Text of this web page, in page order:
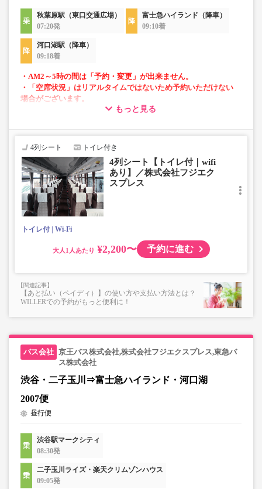
秋葉原駅（東口交通広場）
07:20発
富士急ハイランド（降車）
09:10着
河口湖駅（降車）
09:18着
・AM2～5時の間は「予約・変更」が出来ません。
・「空席状況」はリアルタイムではないため予約いただけない
場合がございます。
・車両は予告なく変更となる場合がございます。これに伴い、
じめご了承ください。
もっと見る
4列シート トイレ付き
4列シート【トイレ付｜wifi
あり】／株式会社フジエク
スプレス
トイレ付 Wi-Fi
大人 ¥2,200〜 予約に進む
【あと払い（ペイディ）】の使い方や支払い方法とは？
WILLERでの予約がもっと便利に！
京王バス株式会社,株式会社フジエクスプレス,東急バ
ス株式会社
渋谷・二子玉川⇒富士急ハイランド・河口湖
2007便
昼行便
渋谷駅マークシティ
08:30発
二子玉川ライズ・楽天クリムゾンハウス
09:05発